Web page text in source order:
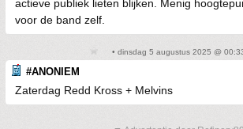
actieve publiek lieten blijken. Menig
voor de band zelf.
• dinsdag 5 augustus 2025 @
#ANONIEM
Zaterdag Redd Kross + Melvins